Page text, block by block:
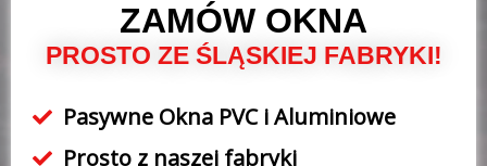
ZAMÓW OKNA
PROSTO ZE ŚLĄSKIEJ FABRYKI!
Pasywne Okna PVC i Aluminiowe
Prosto z naszej fabryki